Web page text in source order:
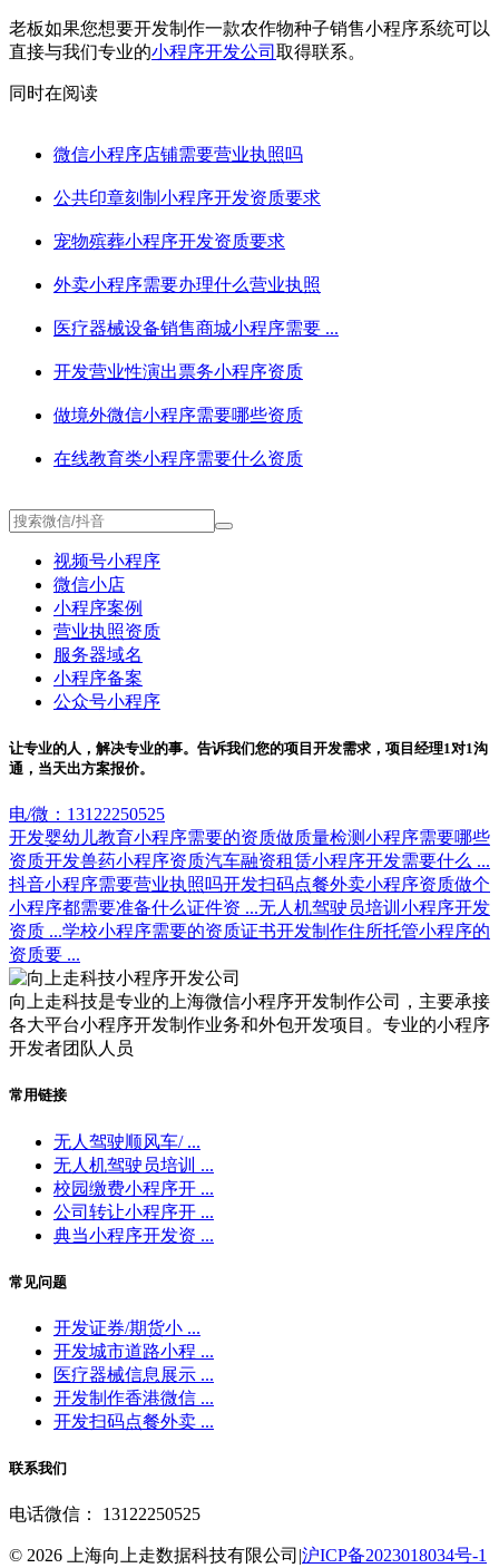
老板如果您想要开发制作一款农作物种子销售小程序系统可以
直接与我们专业的小程序开发公司 取得联系。
同时在阅读
微信小程序店铺需要营业执照吗
公共印章刻制小程序开发资质要求
宠物殡葬小程序开发资质要求
外卖小程序需要办理什么营业执照
医疗器械设备销售商城小程序需要 ...
开发营业性演出票务小程序资质
做境外微信小程序需要哪些资质
在线教育类小程序需要什么资质
视频号小程序
微信小店
小程序案例
营业执照资质
服务器域名
小程序备案
公众号小程序
让专业的人，解决专业的事。告诉我们您的项目开发需求，项目经理1对1沟
通，当天出方案报价。
电/微：13122250525
开发婴幼儿教育小程序需要的资质做质量检测小程序需要哪些
资质开发兽药小程序资质汽车融资租赁小程序开发需要什么 ...
抖音小程序需要营业执照吗开发扫码点餐外卖小程序资质做个
小程序都需要准备什么证件资 ...无人机驾驶员培训小程序开发
资质 ...学校小程序需要的资质证书开发制作住所托管小程序的
资质要 ...
向上走科技是专业的上海微信小程序开发制作公司，主要承接
各大平台小程序开发制作业务和外包开发项目。专业的小程序
开发者团队人员
常用链接
无人驾驶顺风车/ ...
无人机驾驶员培训 ...
校园缴费小程序开 ...
公司转让小程序开 ...
典当小程序开发资 ...
常见问题
开发证券/期货小 ...
开发城市道路小程 ...
医疗器械信息展示 ...
开发制作香港微信 ...
开发扫码点餐外卖 ...
联系我们
电话微信： 13122250525
© 2026 上海向上走数据科技有限公司|沪ICP备2023018034号-1